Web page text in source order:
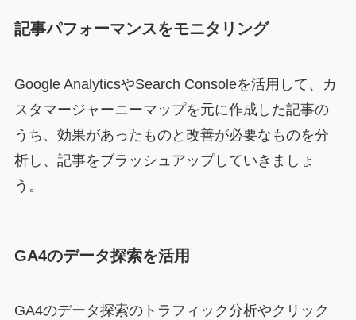
記事パフォーマンスをモニタリング
Google AnalyticsやSearch Consoleを活用して、カ
スタマージャーニーマップを元に作成した記事の
うち、効果があったものと改善が必要なものを分
析し、記事をブラッシュアップしていきましょ
う。
GA4のデータ探索を活用
GA4のデータ探索のトラフィック分析やクリック